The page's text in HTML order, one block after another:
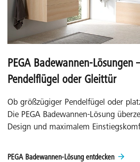
PEGA Badewannen-Lösungen
Pendelflügel oder Gleittür
Ob größzügiger Pendelfügel oder
Die PEGA Badewannen-Lösung
Design und maximalem
PEGA Badewannen-Lösung entdecken